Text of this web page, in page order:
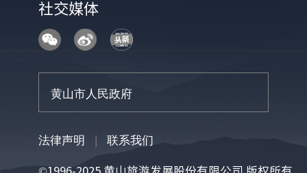
社交媒体
法律声明 | 联系我们